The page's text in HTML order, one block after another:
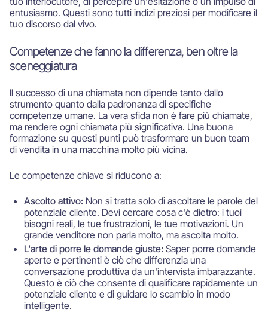
entusiasmo. Questi sono tutti indizi preziosi per modificare il
tuo discorso dal vivo.
Competenze che fanno la differenza, ben oltre la
sceneggiatura
Il successo di una chiamata non dipende tanto dallo
strumento quanto dalla padronanza di specifiche
competenze umane. La vera sfida non è fare più chiamate,
ma rendere ogni chiamata più significativa. Una buona
formazione su questi punti può trasformare un buon team
di vendita in una macchina molto più vicina.
Le competenze chiave si riducono a:
Ascolto attivo: Non si tratta solo di ascoltare le parole del
potenziale cliente. Devi cercare cosa c'è dietro: i tuoi
bisogni reali, le tue frustrazioni, le tue motivazioni. Un
grande venditore non parla molto, ma ascolta molto.
L'arte di porre le domande giuste: Saper porre domande
aperte e pertinenti è ciò che differenzia una
conversazione produttiva da un'intervista imbarazzante.
Questo è ciò che consente di qualificare rapidamente un
potenziale cliente e di guidare lo scambio in modo
intelligente.